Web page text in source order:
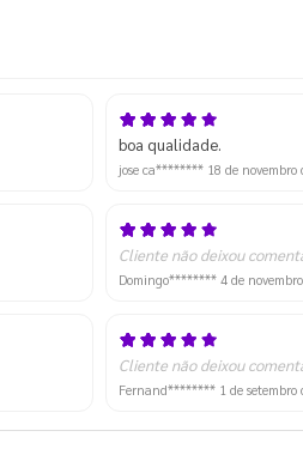
boa qualidade.
jose ca******** 18 de novembro
Cliente não deixou
Domingo******** 4 de
Cliente não deixou
Fernand******** 1 de setembro